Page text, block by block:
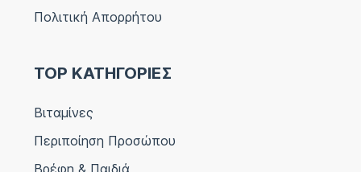
Πολιτική Απορρήτου
TOP ΚΑΤΗΓΟΡΙΕΣ
Βιταμίνες
Περιποίηση Προσώπου
Βρέφη & Παιδιά